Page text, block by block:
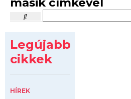
Legújabb
cikkek
HÍREK